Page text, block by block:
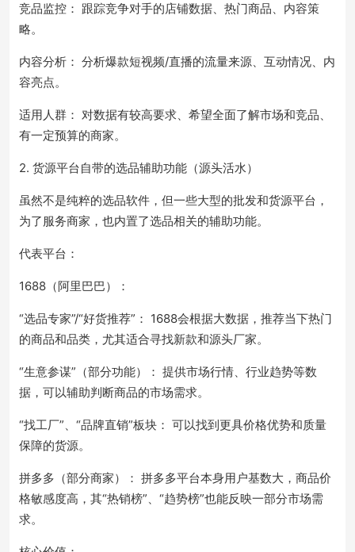
竞品监控： 跟踪竞争对手的店铺数据、热门商品、内容策
略。
内容分析： 分析爆款短视频/直播的流量来源、互动情况、内
容亮点。
适用人群： 对数据有较高要求、希望全面了解市场和竞品、
有一定预算的商家。
2. 货源平台自带的选品辅助功能（源头活水）
虽然不是纯粹的选品软件，但一些大型的批发和货源平台，
为了服务商家，也内置了选品相关的辅助功能。
代表平台：
1688（阿里巴巴）：
“选品专家”/“好货推荐”： 1688会根据大数据，推荐当下热门
的商品和品类，尤其适合寻找新款和源头厂家。
“生意参谋”（部分功能）： 提供市场行情、行业趋势等数
据，可以辅助判断商品的市场需求。
“找工厂”、“品牌直销”板块： 可以找到更具价格优势和质量
保障的货源。
拼多多（部分商家）： 拼多多平台本身用户基数大，商品价
格敏感度高，其“热销榜”、“趋势榜”也能反映一部分市场需
求。